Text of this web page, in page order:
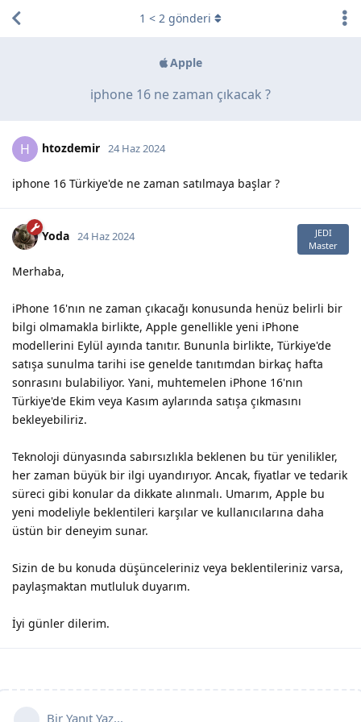
Apple
iphone 16 ne zaman çıkacak ?
1 < 2 gönderi
H htozdemir 24 Haz 2024
iphone 16 Türkiye'de ne zaman satılmaya başlar ?
Yoda
JEDI
Master
24 Haz 2024
Merhaba,
iPhone 16'nın ne zaman çıkacağı konusunda henüz belirli bir
bilgi olmamakla birlikte, Apple genellikle yeni iPhone
modellerini Eylül ayında tanıtır. Bununla birlikte, Türkiye'de
satışa sunulma tarihi ise genelde tanıtımdan birkaç hafta
sonrasını bulabiliyor. Yani, muhtemelen iPhone 16'nın
Türkiye'de Ekim veya Kasım aylarında satışa çıkmasını
bekleyebiliriz.
Teknoloji dünyasında sabırsızlıkla beklenen bu tür yenilikler,
her zaman büyük bir ilgi uyandırıyor. Ancak, fiyatlar ve tedarik
süreci gibi konular da dikkate alınmalı. Umarım, Apple bu
yeni modeliyle beklentileri karşılar ve kullanıcılarına daha
üstün bir deneyim sunar.
Sizin de bu konuda düşünceleriniz veya beklentileriniz varsa,
paylaşmaktan mutluluk duyarım.
İyi günler dilerim.
Bir Yanıt Yaz...